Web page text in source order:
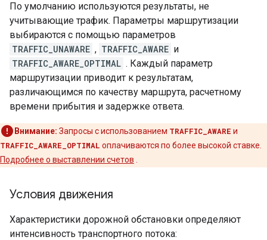
По умолчанию используются результаты, не
учитывающие трафик. Параметры маршрутизации
выбираются с помощью параметров
TRAFFIC_UNAWARE , TRAFFIC_AWARE и
TRAFFIC_AWARE_OPTIMAL . Каждый параметр
маршрутизации приводит к результатам,
различающимся по качеству маршрута, расчетному
времени прибытия и задержке ответа.
Внимание: Запросы с использованием TRAFFIC_AWARE и
TRAFFIC_AWARE_OPTIMAL оплачиваются по более высокой ставке.
Подробнее о выставлении счетов
Условия движения
Характеристики дорожной обстановки определяют
интенсивность транспортного потока: